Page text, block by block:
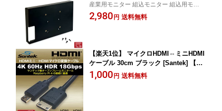
産業用モニター 組込モニター 組込用モニタ
ー 組込タッチモニター
2,980 円 送料無料
【楽天1位】 マイクロHDMI⇔ミニHDMI
ケーブル 30cm ブラック [Santek] 【送
料無料】
1,000 円 送料無料